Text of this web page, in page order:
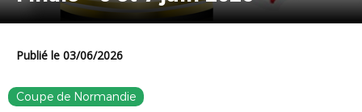
Publié le 03/06/2026
Coupe de Normandie